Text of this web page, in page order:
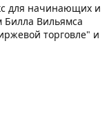
для начинающих и
Билла Вильямса
торговле" и